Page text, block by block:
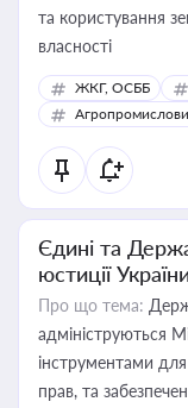
та користування
власності
ЖКГ, ОСББ
Єдині та
юстиції
Про що тема:
адмініструються
інструментами для
прав, та